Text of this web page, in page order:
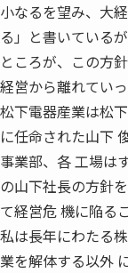
なるを望み、大
」と書いている
ころが、この方
営から離れていっ
下電器産業は松
任命された山下
業部、各 工場は
山下社長の方針
経営危 機に陥る
は長年にわたる
を解体する以外